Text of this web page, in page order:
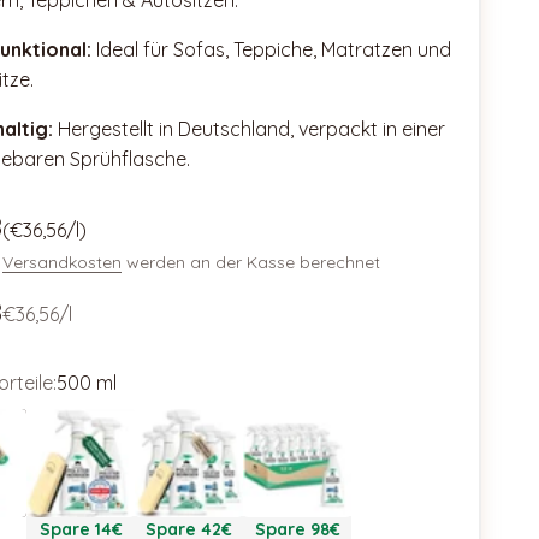
Ideal für Sofas, Teppiche, Matratzen und
Hergestellt in Deutschland, verpackt in einer
Sprühflasche.
🐣
(€36,56/l)
Versandkosten werden an der Kasse berechnet
€36,56/l
500 ml
2 x 500 ml
Spare 14€
5 x 500 ml
Spare 42€
12 x 500ml
Spare 98€